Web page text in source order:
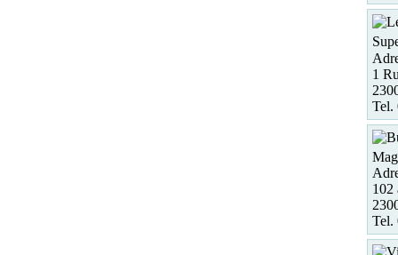
1
Tel.
102
Tel.